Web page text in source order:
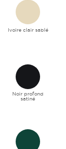
Ivoire clair sablé
Noir profond
satiné